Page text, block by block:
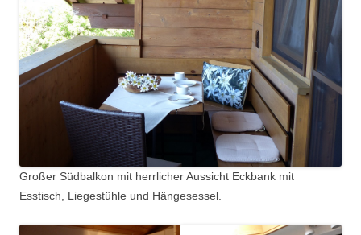
Großer Südbalkon mit herrlicher Aussicht Eckbank mit
Esstisch, Liegestühle und Hängesessel.